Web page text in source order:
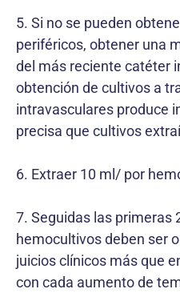
5. Si no se pueden
periféricos, obtener una
del más reciente catéter
obtención de cultivos a
intravasculares produce
precisa que cultivos
6. Extraer 10 ml/ por
7. Seguidas las primeras
hemocultivos deben ser
juicios clínicos más que
con cada aumento de